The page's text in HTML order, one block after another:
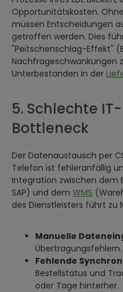
Opportunitätskosten.
müssen Entscheidungen
getroffen werden. Dies
"Peitschenschlag-Effekt"
Nachfrageschwankungen
Unterbeständen in der
5. Schlechte
Bottleneck
Der Datenaustausch per
Telefon ist fehleranfällig
Integration zwischen dem
SAP) und dem WMS
des Dienstleisters führt zu
Manuelle
Übertragungsfehlern.
Fehlende
Bestellstatus und
oder Tage hinterher.